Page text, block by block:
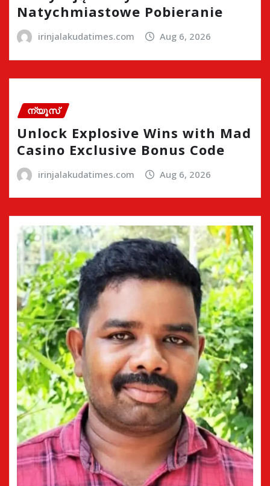
Natychmiastowe Pobieranie
irinjalakudatimes.com Aug 6, 2026
ന്യൂസ്
Unlock Explosive Wins with Mad
Casino Exclusive Bonus Code
irinjalakudatimes.com Aug 6, 2026